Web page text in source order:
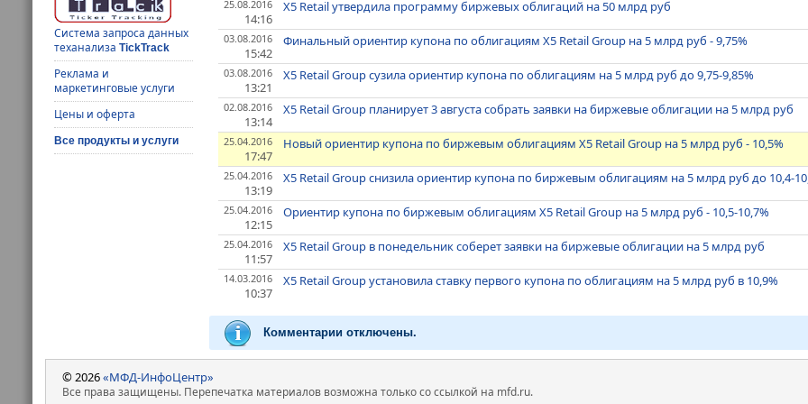
Система запроса данных
теханализаTickTrack
Реклама и
маркетинговые услуги
Цены и оферта
Все продукты и услуги
25.08.2016
14:16
X5 Retail утвердила программу биржевых облигаций на 50 млрд руб
03.08.2016
15:42
Финальный ориентир купона по облигациям X5 Retail Group на 5 млрд руб - 9,75%
03.08.2016
13:21
X5 Retail Group сузила ориентир купона по облигациям на 5 млрд руб до 9,75-9,85%
02.08.2016
13:14
X5 Retail Group планирует 3 августа собрать заявки на биржевые облигации на 5 млрд руб
25.04.2016
17:47
Новый ориентир купона по биржевым облигациям X5 Retail Group на 5 млрд руб - 10,5%
25.04.2016
13:19
X5 Retail Group снизила ориентир купона по биржевым облигациям на 5 млрд руб до 10,4-
25.04.2016
12:15
Ориентир купона по биржевым облигациям X5 Retail Group на 5 млрд руб - 10,5-10,7%
25.04.2016
11:57
X5 Retail Group в понедельник соберет заявки на биржевые облигации на 5 млрд руб
14.03.2016
10:37
X5 Retail Group установила ставку первого купона по облигациям на 5 млрд руб в 10,9%
Комментарии отключены.
© 2026«МФД-ИнфоЦентр»
Все права защищены. Перепечатка материалов возможна только со ссылкой на mfd.ru.